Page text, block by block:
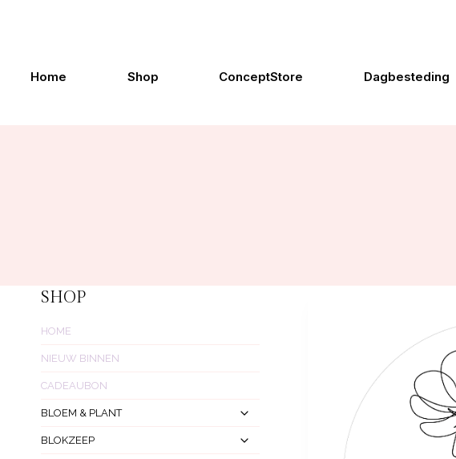
Home Shop ConceptStore Dagbesteding
SHOP
HOME
NIEUW BINNEN
CADEAUBON
BLOEM & PLANT
Toggle
BLOKZEEP
Toggle